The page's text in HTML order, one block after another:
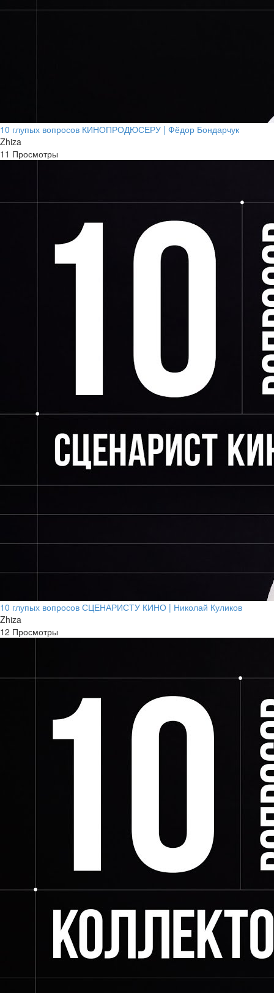
10 глупых вопросов КИНОПРОДЮСЕРУ | Фёдор Бондарчук
Zhiza
11 Просмотры
10 глупых вопросов СЦЕНАРИСТУ КИНО | Николай Куликов
Zhiza
12 Просмотры